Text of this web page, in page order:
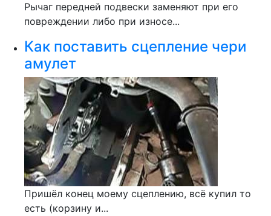
Рычаг передней подвески заменяют при его
повреждении либо при износе...
Как поставить сцепление чери
амулет
Пришёл конец моему сцеплению, всё купил то
есть (корзину и...